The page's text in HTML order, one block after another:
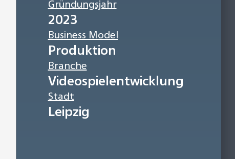
Gründungsjahr
2023
Business Model
Produktion
Branche
Videospielentwicklung
Stadt
Leipzig